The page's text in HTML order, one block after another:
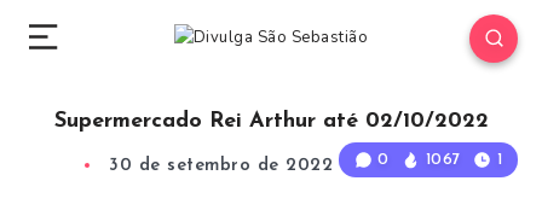
0 1067 1
Supermercado Rei Arthur até 02/10/2022
30 de setembro de 2022 1 Min Read